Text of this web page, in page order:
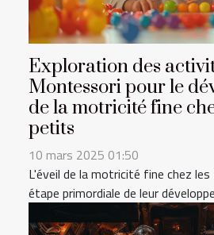
Exploration des
Montessori pour le
de la motricité fine
petits
10 mars 2025 01:50
L'éveil de la motricité fine chez
étape primordiale de leur